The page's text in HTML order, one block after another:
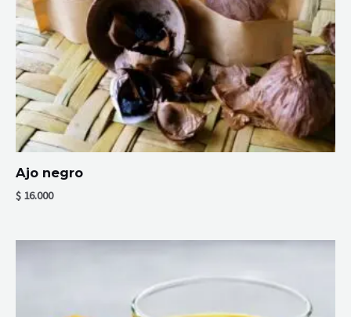
Ajo negro
$ 16.000